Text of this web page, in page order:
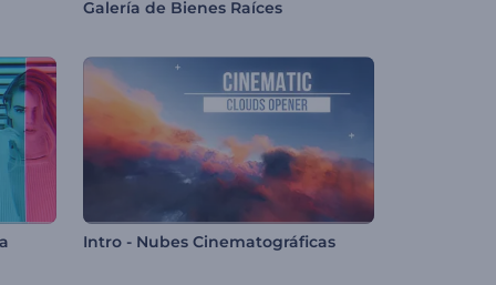
Galería de Bienes Raíces
Intro - Nubes Cinematográficas